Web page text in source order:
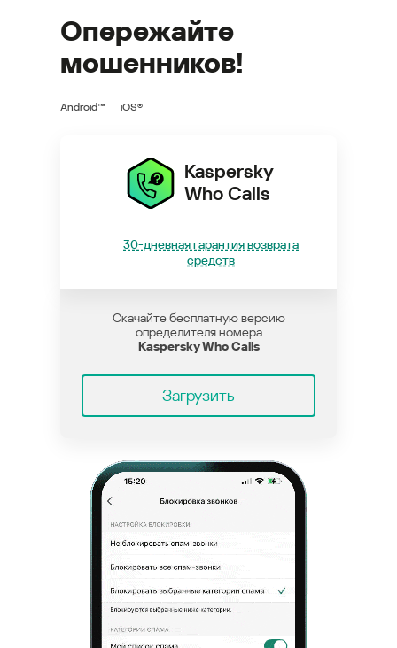
Опережайте
мошенников!
Android™ iOS®
Kaspersky
Who Calls
30-дневная гарантия возврата
средств
Скачайте бесплатную версию
определителя номера
Kaspersky Who Calls
Загрузить